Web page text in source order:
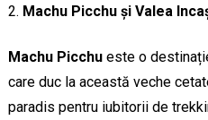
Machu Picchu și Valea
Machu Picchueste o
care duc la această veche
paradis pentru iubitorii de